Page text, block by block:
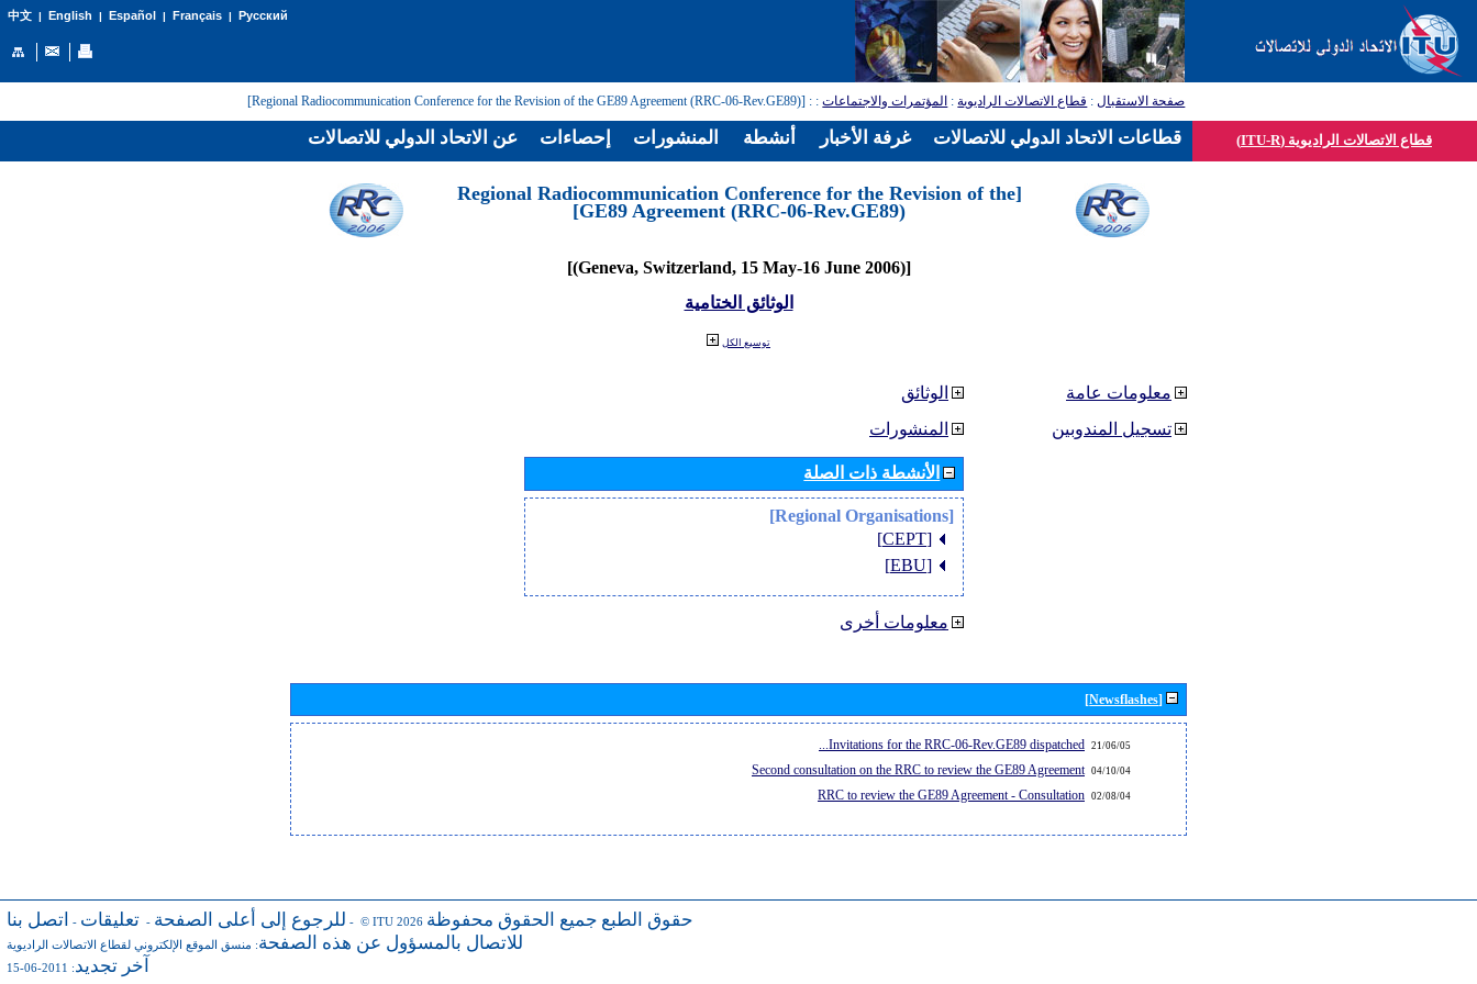
中文| English | Español | Français| Русский
صفحة الاستقبال: قطاع الاتصالات الراديوية: المؤتمرات والاجتماعات:
: [Regional Radiocommunication Conference for the Revision of the GE89 Agreement (RRC-06-Rev.GE89)]
قطاع الاتصالات الراديوية (ITU-R)
[Regional Radiocommunication Conference for the Revision of the
GE89 Agreement (RRC-06-Rev.GE89)]
[(Geneva, Switzerland, 15 May-16 June 2006)]
الوثائق الختامية
توسيع الكل
الوثائق
المنشورات
الأنشطة ذات الصلة
[Regional Organisations]
[CEPT]
[EBU]
معلومات أخرى
معلومات عامة
تسجيل المندوبين
[Newsflashes]
21/06/05
Invitations for the RRC-06-Rev.GE89 dispatched...
04/10/04
Second consultation on the RRC to review the GE89 Agreement
02/08/04
RRC to review the GE89 Agreement - Consultation
للرجوع إلى أعلى الصفحة - تعليقات - اتصل بنا - © ITU 2026 حقوق الطبع جميع الحقوق محفوظة
للاتصال بالمسؤول عن هذه الصفحة: منسق الموقع الإلكتروني لقطاع الاتصالات الراديوية
آخر تجديد: 2011-06-15
عن الاتحاد الدولي للاتصالات إحصاءات المنشورات أنشطة غرفة الأخبار قطاعات الاتحاد الدولي للاتصالات